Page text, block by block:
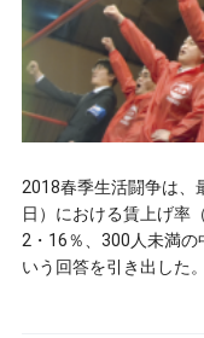
2018春季生活闘争は、
日）における賃上げ率
2・16％、300人未満の
いう回答を引き出した